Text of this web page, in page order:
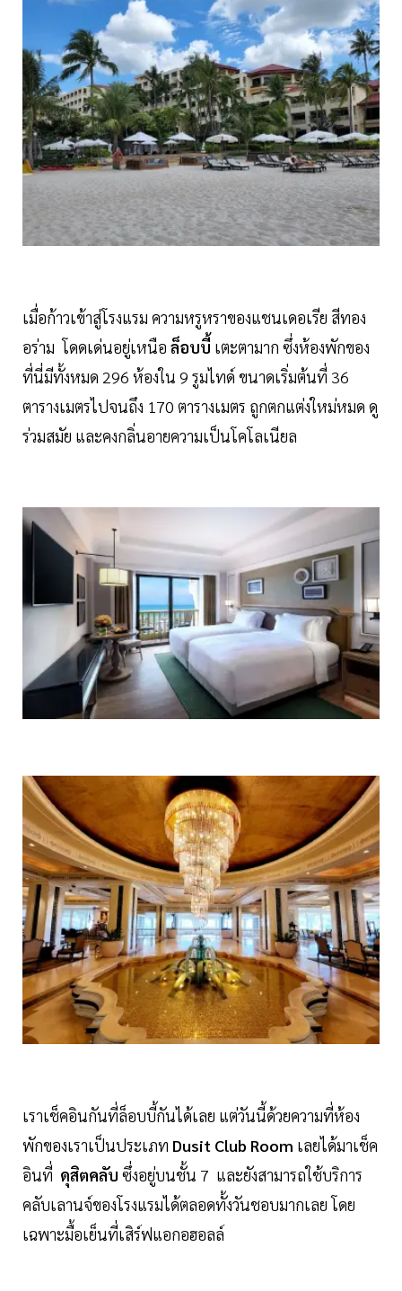
เมื่อก้าวเข้าสู่โรงแรม ความหรูหราของแชนเดอเรีย สีทอง
อร่าม โดดเด่นอยู่เหนือ ล็อบบี้ เตะตามาก ซึ่งห้องพักของ
ที่นี่มีทั้งหมด 296 ห้องใน 9 รูมไทด์ ขนาดเริ่มต้นที่ 36
ตารางเมตรไปจนถึง 170 ตารางเมตร ถูกตกแต่งใหม่หมด ดู
ร่วมสมัย และคงกลิ่นอายความเป็นโคโลเนียล
เราเช็คอินกันที่ล็อบบี้กันได้เลย แต่วันนี้ด้วยความที่ห้อง
พักของเราเป็นประเภท Dusit Club Room เลยได้มาเช็ค
อินที่ ดุสิตคลับ ซึ่งอยู่บนชั้น 7 และยังสามารถใช้บริการ
คลับเลานจ์ของโรงแรมได้ตลอดทั้งวันชอบมากเลย โดย
เฉพาะมื้อเย็นที่เสิร์ฟแอกอฮอลล์